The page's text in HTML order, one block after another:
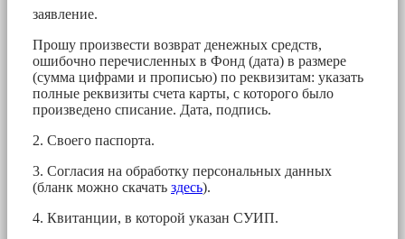
заявление.
Прошу произвести возврат денежных средств,
ошибочно перечисленных в Фонд (дата) в размере
(сумма цифрами и прописью) по реквизитам: указать
полные реквизиты счета карты, с которого было
произведено списание. Дата, подпись.
2. Своего паспорта.
3. Согласия на обработку персональных данных
(бланк можно скачать здесь).
4. Квитанции, в которой указан СУИП.